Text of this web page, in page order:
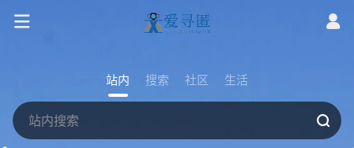
站内 搜索 社区 生活